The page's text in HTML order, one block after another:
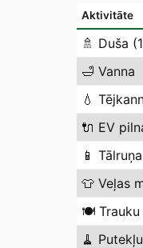
Aktivitāte
🚿 Duša
🛁 Vanna
💧
🔌 EV
📱
👕 Veļas
🍽️
🧹